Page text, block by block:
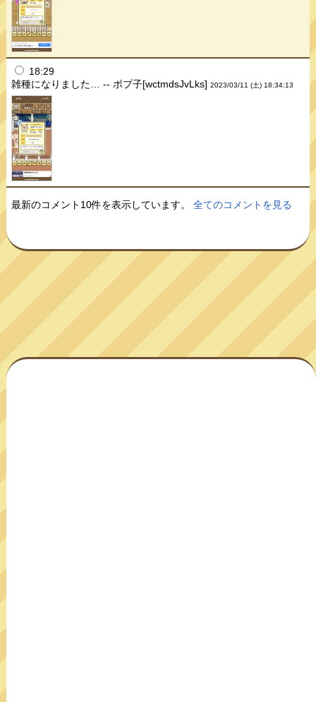
18:29
雑種になりました… -- ポプ子[wctmdsJvLks]2023/03/11 (土) 18:34:13
最新のコメント10件を表示しています。全てのコメントを見る